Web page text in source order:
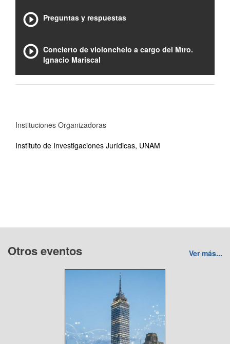
Preguntas y respuestas
Concierto de violonchelo a cargo del Mtro.
Ignacio Mariscal
Instituciones Organizadoras
Instituto de Investigaciones Jurídicas, UNAM
Otros eventos Ver más...